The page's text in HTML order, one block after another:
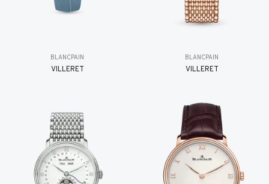
BLANCPAIN
VILLERET
BLANCPAIN
VILLERET